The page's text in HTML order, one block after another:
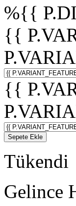
%{{
{{
{{
Sepete Ekle
Tükendi
Gelince